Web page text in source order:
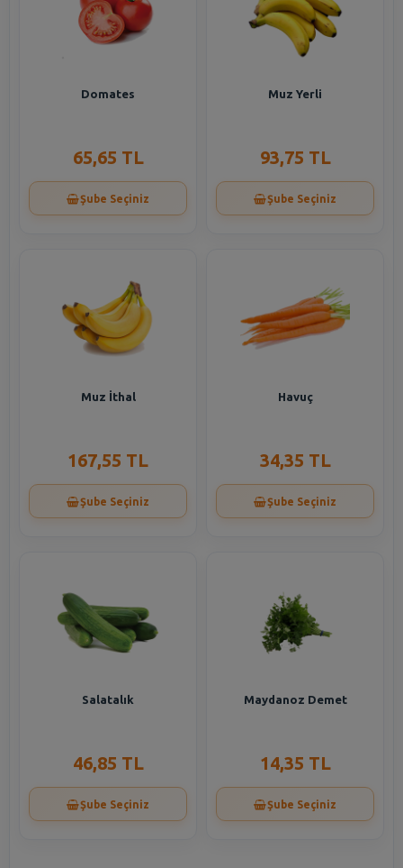
Domates
65,65 TL
Şube Seçiniz
Muz Yerli
93,75 TL
Şube Seçiniz
Muz İthal
167,55 TL
Şube Seçiniz
Havuç
34,35 TL
Şube Seçiniz
Salatalık
46,85 TL
Şube Seçiniz
Maydanoz Demet
14,35 TL
Şube Seçiniz